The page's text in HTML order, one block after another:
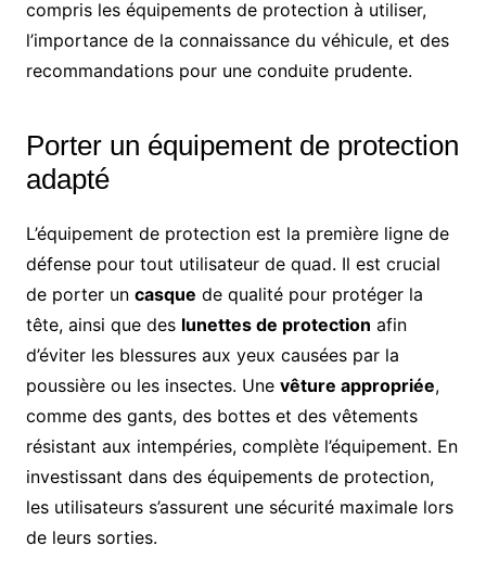
compris les équipements de protection à utiliser,
l’importance de la connaissance du véhicule, et des
recommandations pour une conduite prudente.
Porter un équipement de protection
adapté
L’équipement de protection est la première ligne de
défense pour tout utilisateur de quad. Il est crucial
de porter un casque de qualité pour protéger la
tête, ainsi que des lunettes de protection afin
d’éviter les blessures aux yeux causées par la
poussière ou les insectes. Une vêture appropriée,
comme des gants, des bottes et des vêtements
résistant aux intempéries, complète l’équipement. En
investissant dans des équipements de protection,
les utilisateurs s’assurent une sécurité maximale lors
de leurs sorties.